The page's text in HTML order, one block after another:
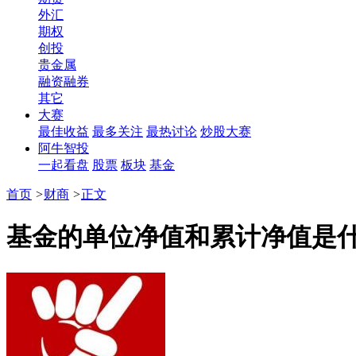
外汇
期权
创投
贵金属
融资融券
其它
大赛
最佳收益 最多关注 最热讨论 炒股大赛
阿牛智投
一起看盘 股票 板块 基金
首页 >财商 >正文
基金的单位净值和累计净值是